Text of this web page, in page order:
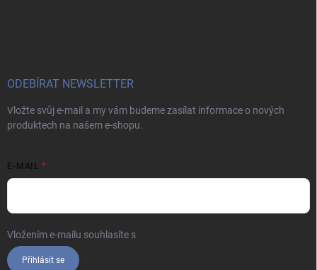
ODEBÍRAT NEWSLETTER
Vložte svůj e-mail a my vám budeme zasílat informace o nových
produktech na našem e-shopu.
E-MAIL
Vložením e-mailu souhlasíte s
Přihlásit se